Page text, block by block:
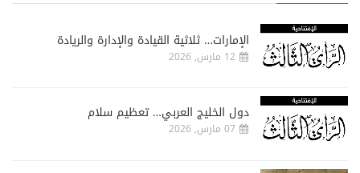
الإمارات… ثلاثية القيادة والإدارة والريادة
12 مارس, 2026
دول الخليج العربي… تعظيم سلام
07 مارس, 2026